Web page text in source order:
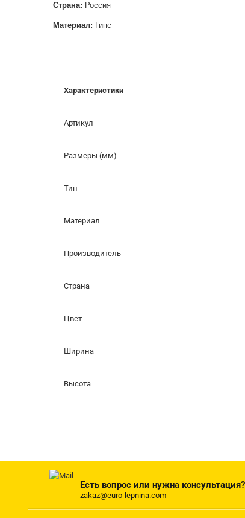
Страна: Россия
Материал: Гипс
Характеристики
Артикул
Размеры (мм)
Тип
Материал
Производитель
Страна
Цвет
Ширина
Высота
Есть вопрос или нужна консультация?
zakaz@euro-lepnina.com